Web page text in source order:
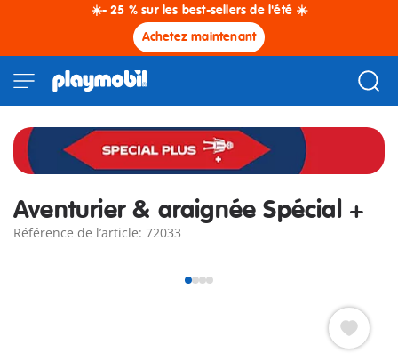
☀️- 25 % sur les best-sellers de l'été ☀️
Achetez maintenant
Aventurier & araignée Spécial +
Référence de l’article: 72033